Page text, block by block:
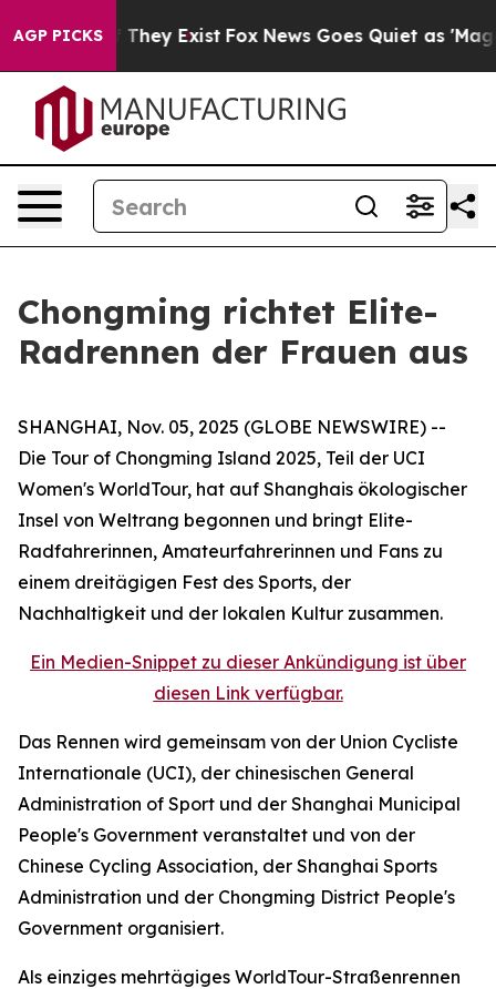
AGP PICKS
Proof They Exist Fox News Goes Quiet as 'Maga
Chongming richtet Elite-
Radrennen der Frauen aus
SHANGHAI, Nov. 05, 2025 (GLOBE NEWSWIRE) --
Die Tour of Chongming Island 2025, Teil der UCI
Women's WorldTour, hat auf Shanghais ökologischer
Insel von Weltrang begonnen und bringt Elite-
Radfahrerinnen, Amateurfahrerinnen und Fans zu
einem dreitägigen Fest des Sports, der
Nachhaltigkeit und der lokalen Kultur zusammen.
Ein Medien-Snippet zu dieser Ankündigung ist über
diesen Link verfügbar.
Das Rennen wird gemeinsam von der Union Cycliste
Internationale (UCI), der chinesischen General
Administration of Sport und der Shanghai Municipal
People's Government veranstaltet und von der
Chinese Cycling Association, der Shanghai Sports
Administration und der Chongming District People's
Government organisiert.
Als einziges mehrtägiges WorldTour-Straßenrennen